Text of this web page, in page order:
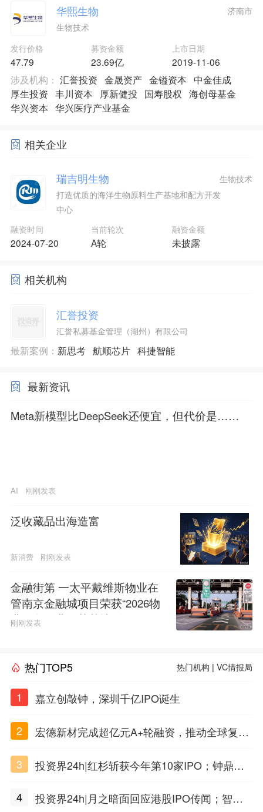
华熙生物
生物技术
济南市
发行价格
47.79
募资金额
23.69亿
上市日期
2019-11-06
涉及机构： 汇誉投资 金晟资产 金镒资本
中金佳成
厚生投资 丰川资本 厚新健投 国寿股权 海创母基金
华兴资本 华兴医疗产业基金
相关企业
瑞吉明生物
打造优质的海洋生物原料生产基地和配方开发
中心
生物技术
融资时间
2024-07-20
当前轮次
A轮
融资金额
未披露
相关机构
汇誉投资
汇誉私募基金管理（湖州）有限公司
最新案例： 新思考 航顺芯片 科捷智能
最新资讯
Meta新模型比DeepSeek还便宜，但代价是……
AI 刚刚发表
泛收藏品出海造富
新消费 刚刚发表
金融街第 一太平戴维斯物业在
管南京金融城项目荣获“2026物
业服务行业示范基地”称号
刚刚发表
热门TOP5 热门机构 |VC情报局
1 嘉立创敲钟，深圳千亿IPO诞生
2
宏德新材完成超亿元A+轮融资，推动全球复合
3
投资界24h|红杉斩获今年第10家IPO；钟鼎投
水
4
投资界24h|月之暗面回应港股IPO传闻；智元